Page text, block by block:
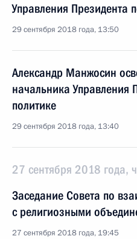
Управления Президента
29 сентября 2018 года, 13:50
Александр Манжосин
начальника Управления
политике
29 сентября 2018 года, 13:40
27 сентября 2018 года,
Заседание Совета по
с религиозными
27 сентября 2018 года, 19:45